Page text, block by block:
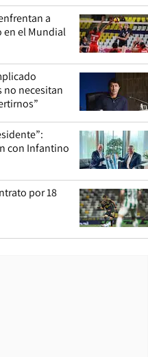
a
en el Mundial
no necesitan
con Infantino
por 18